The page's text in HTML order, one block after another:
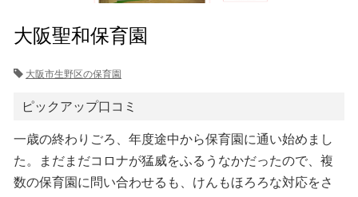
大阪聖和保育園
大阪市生野区の保育園
ピックアップ口コミ
一歳の終わりごろ、年度途中から保育園に通い始めまし
た。まだまだコロナが猛威をふるうなかだったので、複
数の保育園に問い合わせるも、けんもほろろな対応をさ